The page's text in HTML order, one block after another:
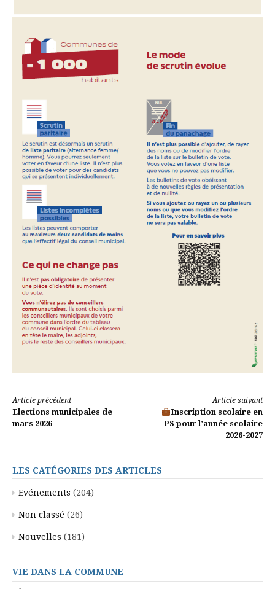
Lire
la
Article précédent
Elections municipales de
mars 2026
Article suivant
Inscription scolaire en
PS pour l’année scolaire
2026-2027
LES CATÉGORIES DES ARTICLES
Evénements (204)
Non classé (26)
Nouvelles (181)
VIE DANS LA COMMUNE